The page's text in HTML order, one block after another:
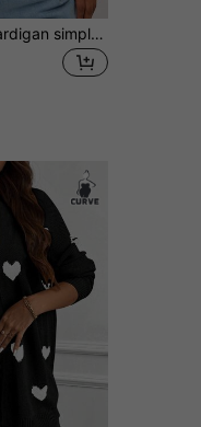
SHEIN BASICS Cardigan simple et décontracté à manches longues grande taille pour les vêtements d'automne et d'hiver